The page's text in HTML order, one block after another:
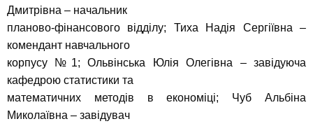
Дмитрівна – начальник
планово-фінансового відділу; Тиха Надія Сергіївна –
комендант навчального
корпусу №1; Ольвінська Юлія Олегівна – завідуюча
кафедрою статистики та
математичних методів в економіці; Чуб Альбіна
Миколаївна – завідувач